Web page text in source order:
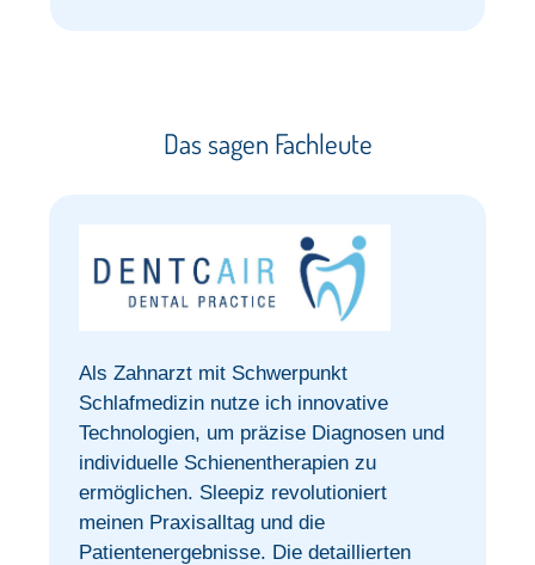
Das sagen Fachleute​
Als Zahnarzt mit Schwerpunkt
Schlafmedizin nutze ich innovative
Technologien, um präzise Diagnosen und
individuelle Schienentherapien zu
ermöglichen. Sleepiz revolutioniert
meinen Praxisalltag und die
Patientenergebnisse. Die detaillierten